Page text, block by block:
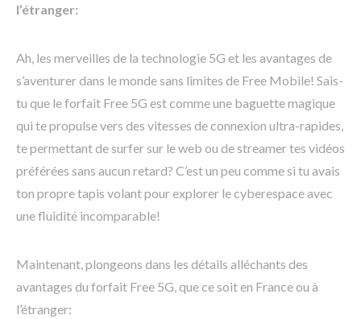
l’étranger:
Ah, les merveilles de la technologie 5G et les avantages de
s’aventurer dans le monde sans limites de Free Mobile! Sais-
tu que le forfait Free 5G est comme une baguette magique
qui te propulse vers des vitesses de connexion ultra-rapides,
te permettant de surfer sur le web ou de streamer tes vidéos
préférées sans aucun retard? C’est un peu comme si tu avais
ton propre tapis volant pour explorer le cyberespace avec
une fluidité incomparable!
Maintenant, plongeons dans les détails alléchants des
avantages du forfait Free 5G, que ce soit en France ou à
l’étranger: